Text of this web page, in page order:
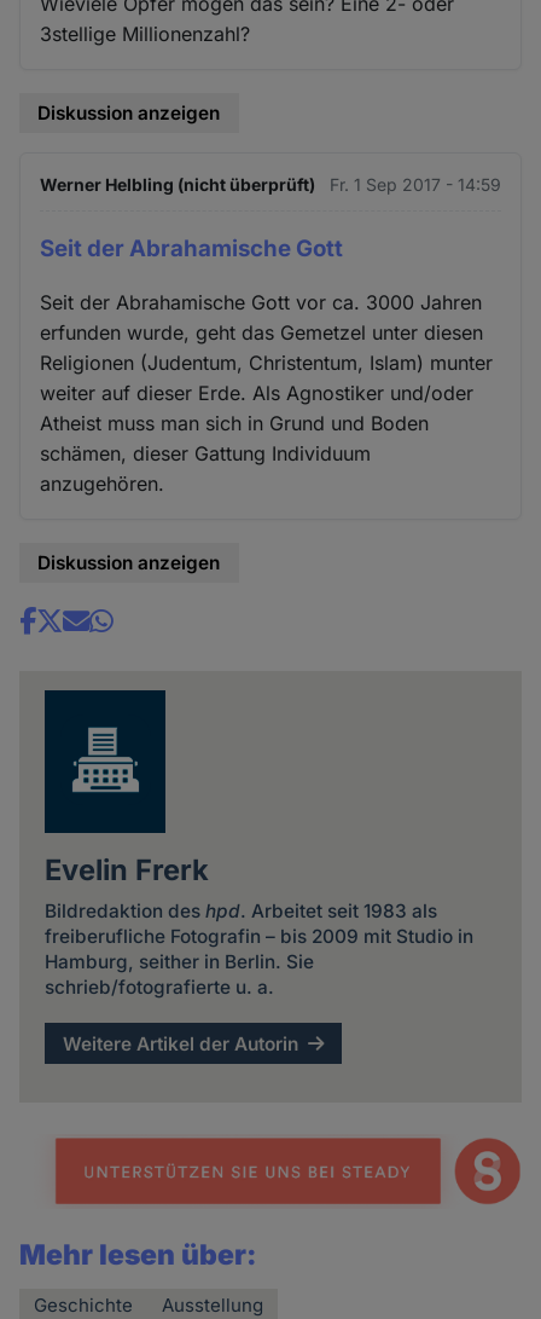
3stellige Millionenzahl?
Diskussion anzeigen
Werner Helbling (nicht überprüft) Fr. 1 Sep 2017 - 14:59
Seit der Abrahamische Gott
Seit der Abrahamische Gott vor ca. 3000 Jahren
erfunden wurde, geht das Gemetzel unter diesen
Religionen (Judentum, Christentum, Islam) munter
weiter auf dieser Erde. Als Agnostiker und/oder
Atheist muss man sich in Grund und Boden
schämen, dieser Gattung Individuum
anzugehören.
Diskussion anzeigen
Share
Evelin Frerk
Bildredaktion des hpd. Arbeitet seit 1983 als
freiberufliche Fotografin – bis 2009 mit Studio in
Hamburg, seither in Berlin. Sie
schrieb/fotografierte u. a.
Weitere Artikel der Autorin
Mehr lesen über:
Geschichte Ausstellung